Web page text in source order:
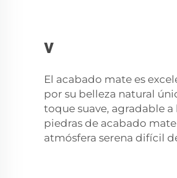
v
El acabado mate es
por su belleza natural
toque suave, agradable
piedras de acabado
atmósfera serena difícil